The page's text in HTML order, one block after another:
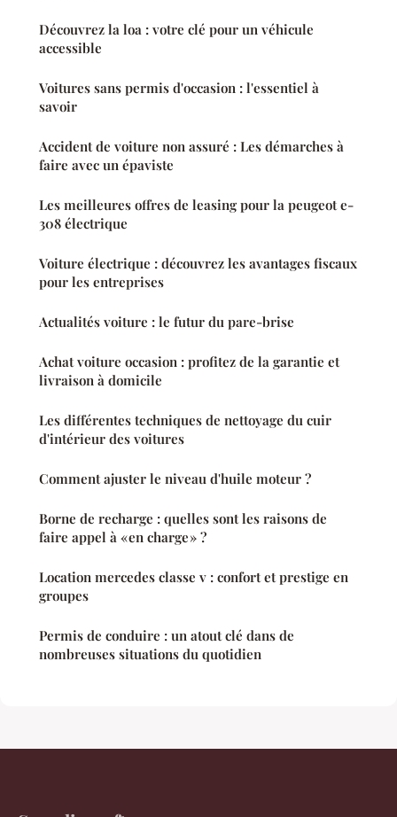
Découvrez la loa : votre clé pour un véhicule
accessible
Voitures sans permis d'occasion : l'essentiel à
savoir
Accident de voiture non assuré : Les démarches à
faire avec un épaviste
Les meilleures offres de leasing pour la peugeot e-
308 électrique
Voiture électrique : découvrez les avantages fiscaux
pour les entreprises
Actualités voiture : le futur du pare-brise
Achat voiture occasion : profitez de la garantie et
livraison à domicile
Les différentes techniques de nettoyage du cuir
d'intérieur des voitures
Comment ajuster le niveau d'huile moteur ?
Borne de recharge : quelles sont les raisons de
faire appel à « en charge » ?
Location mercedes classe v : confort et prestige en
groupes
Permis de conduire : un atout clé dans de
nombreuses situations du quotidien